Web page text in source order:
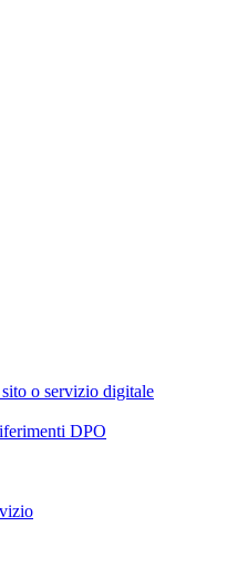
o servizio digitale
DPO